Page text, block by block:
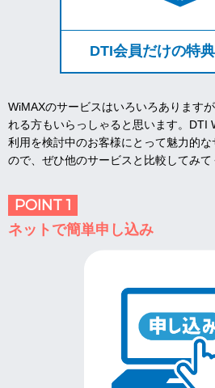
DTI会員だけの特
WiMAXのサービスはいろいろあります
れる方もいらっしゃると思います。DTI
利用を検討中のお客様にとって魅力的
ので、ぜひ他のサービスと比較してみて
POINT 1
ネットで簡単申し込み